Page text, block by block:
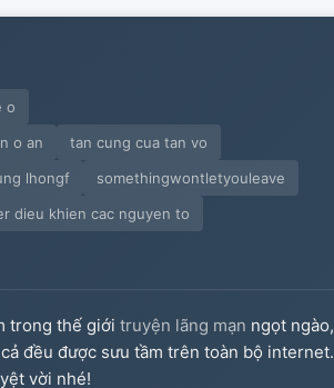
o
o an
tan cung cua tan vo
lhongf
somethingwontletyouleave
dieu khien cac nguyen to
trong thế giới truyện lãng mạn ngọt ngào,
đều được sưu tầm trên toàn bộ internet.
vời nhé!